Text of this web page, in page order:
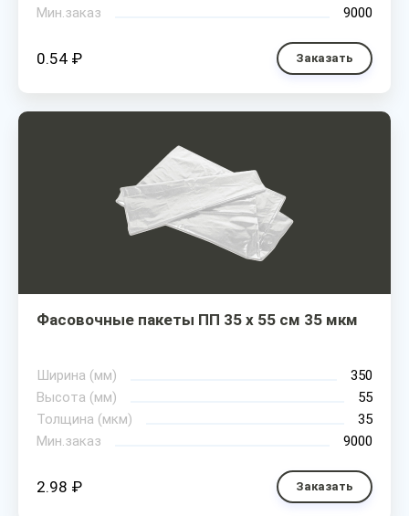
Мин.заказ
9000
0.54 ₽ Заказать
Фасовочные пакеты ПП 35 х 55 см 35 мкм
Ширина (мм)
350
Высота (мм)
55
Толщина (мкм)
35
Мин.заказ
9000
2.98 ₽ Заказать